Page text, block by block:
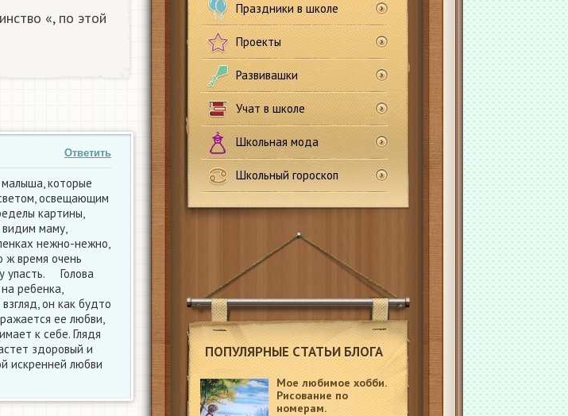
Праздники в школе
Проекты
Развивашки
Учат в школе
Школьная мода
Школьный гороскоп
ПОПУЛЯРНЫЕ СТАТЬИ БЛОГА
Мое любимое хобби.
Рисование по
номерам.
«, по этой
Ответить
которые
освещающим
картины,
маму,
нежно-нежно,
ж время очень
упасть. Голова
ребенка,
он как будто
ее любви,
к себе. Глядя
здоровый и
искренней любви